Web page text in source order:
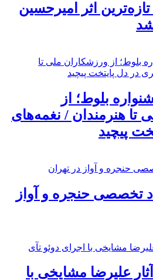
اثر امیرحسین
بلوط؛ از
تا هنرمندان / نغمه‌های
پیچید
تخصصی حنجره و آواز
علیرضا مشایخی با